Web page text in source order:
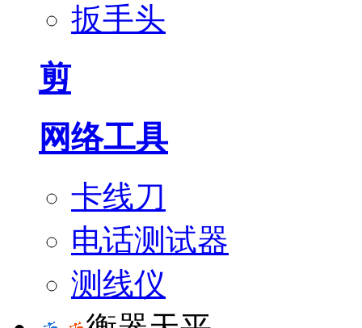
扳手头
剪
网络工具
卡线刀
电话测试器
测线仪